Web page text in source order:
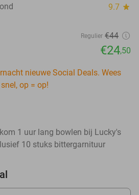
9.7 star
Regulier €44
€24,50
nieuwe Social Deals. Wees
snel, op = op!
1 uur lang bowlen bij Lucky's
10 stuks bittergarnituur